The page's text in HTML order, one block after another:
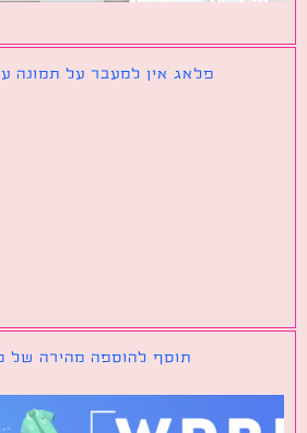
פלאג אין למעבר על תמונה עם
תוסף להוספה מהירה של פוסטים